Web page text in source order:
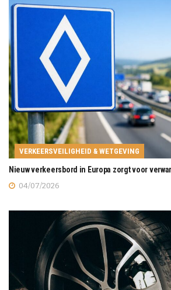
VERKEERSVEILIGHEID & WETGEVING
Nieuw verkeersbord in Europa zorgt voor
04/07/2026